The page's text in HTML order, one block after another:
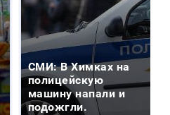
СМИ: В Химках на
полицейскую
машину напали и
подожгли.